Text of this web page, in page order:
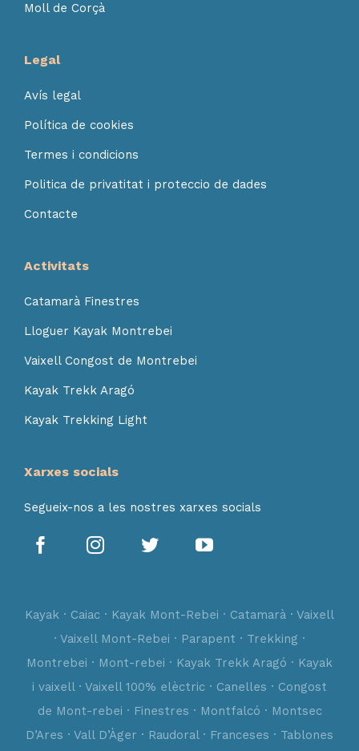
Moll de Corçà
Legal
Avís legal
Política de cookies
Termes i condicions
Politica de privatitat i proteccio de dades
Contacte
Activitats
Catamarà Finestres
Lloguer Kayak Montrebei
Vaixell Congost de Montrebei
Kayak Trekk Aragó
Kayak Trekking Light
Xarxes socials
Segueix-nos a les nostres xarxes socials
Kayak · Caiac · Kayak Mont-Rebei · Catamarà · Vaixell
· Vaixell Mont-Rebei · Parapent · Trekking ·
Montrebei · Mont-rebei · Kayak Trekk Aragó · Kayak
i vaixell · Vaixell 100% elèctric · Canelles · Congost
de Mont-rebei · Finestres · Montfalcó · Montsec
D’Ares · Vall D’Àger · Raudoral · Franceses · Tablones